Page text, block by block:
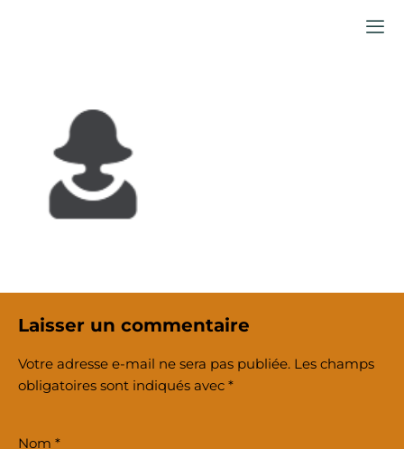
Laisser un commentaire
Votre adresse e-mail ne sera pas publiée. Les champs
obligatoires sont indiqués avec *
Nom *